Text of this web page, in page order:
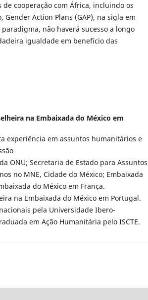
de cooperação com África, incluindo os
Gender Action Plans (GAP), na sigla em
não haverá sucesso a longo
igualdade em benefício das
na Embaixada do México em
experiência em assuntos humanitários e
ONU; Secretaria de Estado para Assuntos
no MNE, Cidade do México; Embaixada
do México em França.
na Embaixada do México em Portugal.
pela Universidade Ibero-
em Ação Humanitária pelo ISCTE.